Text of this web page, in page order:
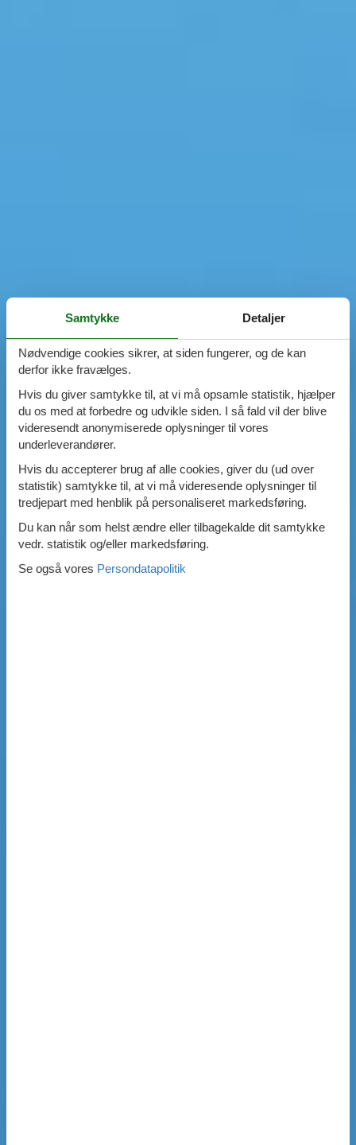
Samtykke Detaljer
Nødvendige cookies sikrer, at siden fungerer, og de kan
derfor ikke fravælges.
Hvis du giver samtykke til, at vi må opsamle statistik, hjælper
du os med at forbedre og udvikle siden. I så fald vil der blive
videresendt anonymiserede oplysninger til vores
underleverandører.
Hvis du accepterer brug af alle cookies, giver du (ud over
statistik) samtykke til, at vi må videresende oplysninger til
tredjepart med henblik på personaliseret markedsføring.
Du kan når som helst ændre eller tilbagekalde dit samtykke
vedr. statistik og/eller markedsføring.
Se også vores Persondatapolitik